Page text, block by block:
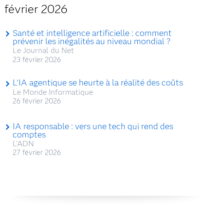
février 2026
Santé et intelligence artificielle : comment
prévenir les inégalités au niveau mondial ?
Le Journal du Net
23 février 2026
L'IA agentique se heurte à la réalité des coûts
Le Monde Informatique
26 février 2026
IA responsable : vers une tech qui rend des
comptes
L'ADN
27 février 2026